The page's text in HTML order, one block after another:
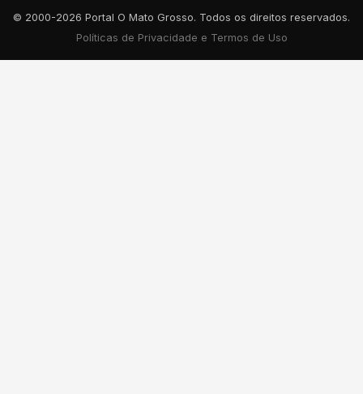
© 2000-2026 Portal O Mato Grosso. Todos os direitos reservados.
Políticas de Privacidade e Termos de Uso